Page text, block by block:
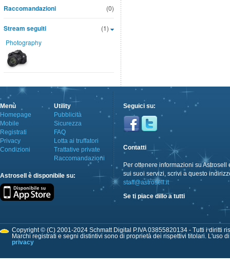
(0)
Raccomandazioni
(1)
Stream seguiti
Photography
Menù
Homepage
Mobile
Registrati
Privacy
Condizioni
Utility
Pubblicità
Sicurezza
FAQ
Lotta ai truffatori
Trattative private
Raccomandazioni
Astrosell è disponibile su:
Seguici su:
Contatti
Per ottenere informazioni su Astrosell
sui suoi servizi, scrivi a questo
staff@astrosell.it
Se ti piace dillo a tutti
Copyright © (C) 2001-2024 Schmatt Digital P.IVA 03855820134 - Tutti i diritti
Marchi registrati e segni distintivi sono di proprietà dei rispettivi titolari. L'uso
privacy